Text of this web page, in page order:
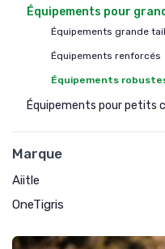
Équipements pour
Équipements grande
Équipements renforcés
Équipements
Équipements pour petits
Marque
Aiitle
OneTigris